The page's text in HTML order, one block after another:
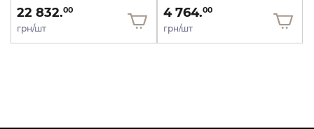
22 832.00
грн/шт
4 764.00
грн/шт